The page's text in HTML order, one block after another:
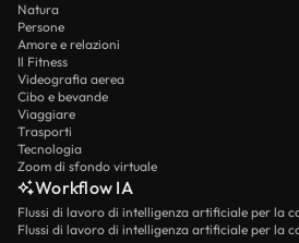
Natura
Persone
Amore e relazioni
Il Fitness
Videografia aerea
Cibo e bevande
Viaggiare
Trasporti
Tecnologia
Zoom di sfondo virtuale
Workflow IA
Flussi di lavoro di intelligenza artificiale per la